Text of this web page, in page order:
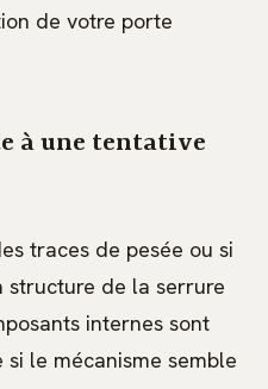
de votre porte
à une tentative
traces de pesée ou si
structure de la serrure
internes sont
le mécanisme semble